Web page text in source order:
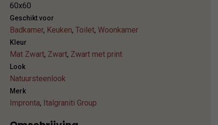
60x60
Geschikt voor
Badkamer, Keuken, Toilet, Woonkamer
Kleur
Mat Zwart, Zwart, Zwart met print
Look
Natuursteenlook
Merk
Impronta, Italgraniti Group